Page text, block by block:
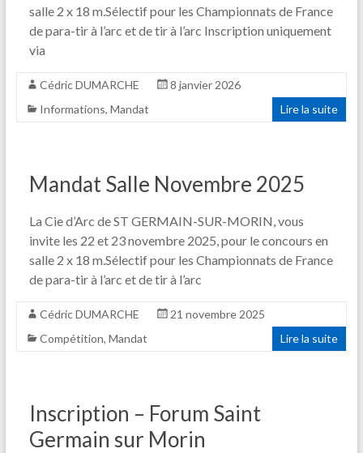
salle 2 x 18 m.Sélectif pour les Championnats de France
de para-tir à l’arc et de tir à l’arc Inscription uniquement
via
Cédric DUMARCHE
8 janvier 2026
Informations, Mandat Lire la suite
Mandat Salle Novembre 2025
La Cie d’Arc de ST GERMAIN-SUR-MORIN, vous
invite les 22 et 23 novembre 2025, pour le concours en
salle 2 x 18 m.Sélectif pour les Championnats de France
de para-tir à l’arc et de tir à l’arc
Cédric DUMARCHE
21 novembre 2025
Compétition, Mandat Lire la suite
Inscription – Forum Saint
Germain sur Morin